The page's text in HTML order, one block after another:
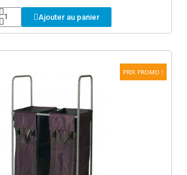
Ajouter au panier
PRIX PROMO !